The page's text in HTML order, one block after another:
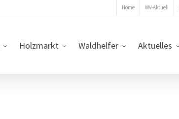
Home WV-Aktuell
Holzmarkt Waldhelfer Aktuelles